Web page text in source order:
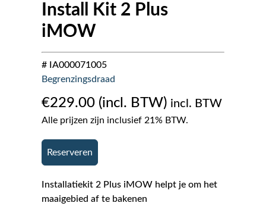
Install Kit 2 Plus
iMOW
# IA000071005
Begrenzingsdraad
€229.00 incl. BTW
Alle prijzen zijn inclusief 21% BTW.
Reserveren
Installatiekit 2 Plus iMOW helpt je om het
maaigebied af te bakenen